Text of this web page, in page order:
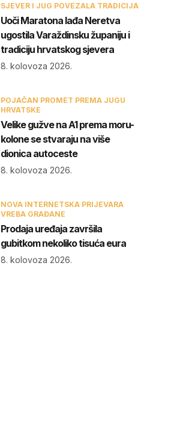
SJEVER I JUG POVEZALA TRADICIJA
Uoči Maratona lađa Neretva
ugostila Varaždinsku županiju i
tradiciju hrvatskog sjevera
8. kolovoza 2026.
POJAČAN PROMET PREMA JUGU
HRVATSKE
Velike gužve na A1 prema moru-
kolone se stvaraju na više
dionica autoceste
8. kolovoza 2026.
NOVA INTERNETSKA PRIJEVARA
VREBA GRAĐANE
Prodaja uređaja završila
gubitkom nekoliko tisuća eura
8. kolovoza 2026.